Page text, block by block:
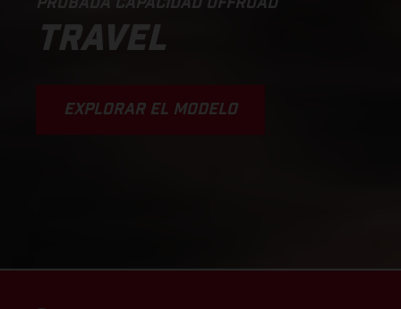
TRAVEL
EXPLORAR EL MODELO